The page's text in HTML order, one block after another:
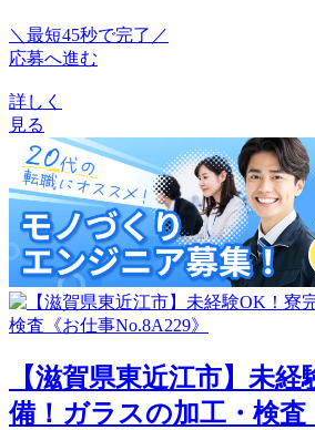
＼最短45秒で完了／
応募へ進む
詳しく
見る
【滋賀県東近江市】未
備！ガラスの加工・検査